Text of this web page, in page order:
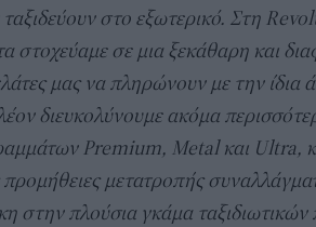
στο εξωτερικό. Στη
στοχεύαμε σε μια ξεκάθαρη και
μας να πληρώνουν με την
διευκολύνουμε ακόμα
Premium, Metal και Ultra,
μετατροπής
στην πλούσια γκάμα